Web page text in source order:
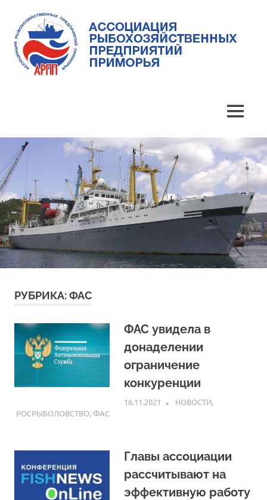
content
предприятий
Приморья
MENU
РУБРИКА:ФАС
ФАС увидела в
донаделении
ограничение
конкуренции
16.11.2021 ARPP
НОВОСТИ,
РОСРЫБОЛОВСТВО, ФАС
Главы ассоциации
рассчитывают на
эффективную работу